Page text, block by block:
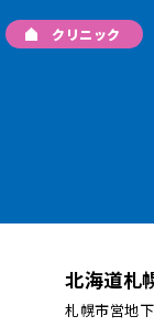
クリニック
北海道札
札幌市営地